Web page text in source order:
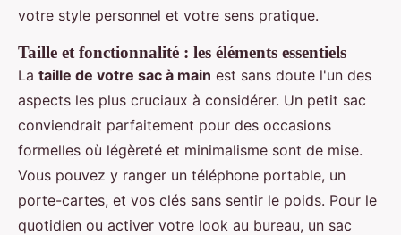
votre style personnel et votre sens pratique.
Taille et fonctionnalité : les éléments essentiels
La taille de votre sac à main est sans doute l'un des
aspects les plus cruciaux à considérer. Un petit sac
conviendrait parfaitement pour des occasions
formelles où légèreté et minimalisme sont de mise.
Vous pouvez y ranger un téléphone portable, un
porte-cartes, et vos clés sans sentir le poids. Pour le
quotidien ou activer votre look au bureau, un sac